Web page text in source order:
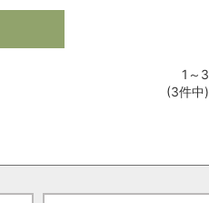
1～3
(3件中)